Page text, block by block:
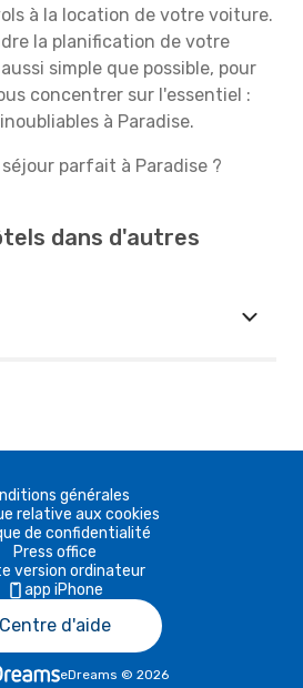
à la location de votre voiture.
la planification de votre
simple que possible, pour
concentrer sur l'essentiel :
à Paradise.
parfait à Paradise ?
dans d'autres
générales
relative aux cookies
de confidentialité
Press office
version ordinateur
app iPhone
Centre d'aide
eDreams © 2026